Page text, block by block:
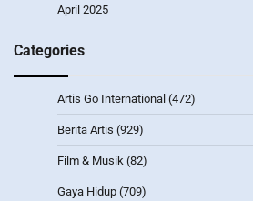
April 2025
Categories
Artis Go International (472)
Berita Artis (929)
Film & Musik (82)
Gaya Hidup (709)